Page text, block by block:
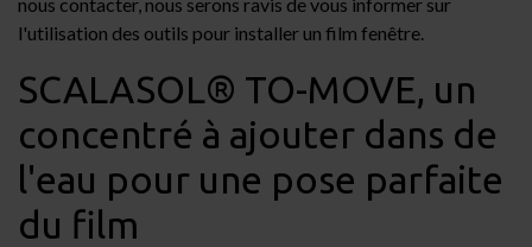
l'utilisation des outils pour installer un film fenêtre.
SCALASOL® TO-MOVE, un
concentré à ajouter dans de
l'eau pour une pose parfaite
du film